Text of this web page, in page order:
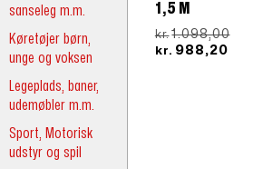
sanseleg m.m.
Køretøjer børn,
unge og voksen
Legeplads, baner,
udemøbler m.m.
Sport, Motorisk
udstyr og spil
1,5 M
kr. 1.098,00Den
kr. 988,20Den